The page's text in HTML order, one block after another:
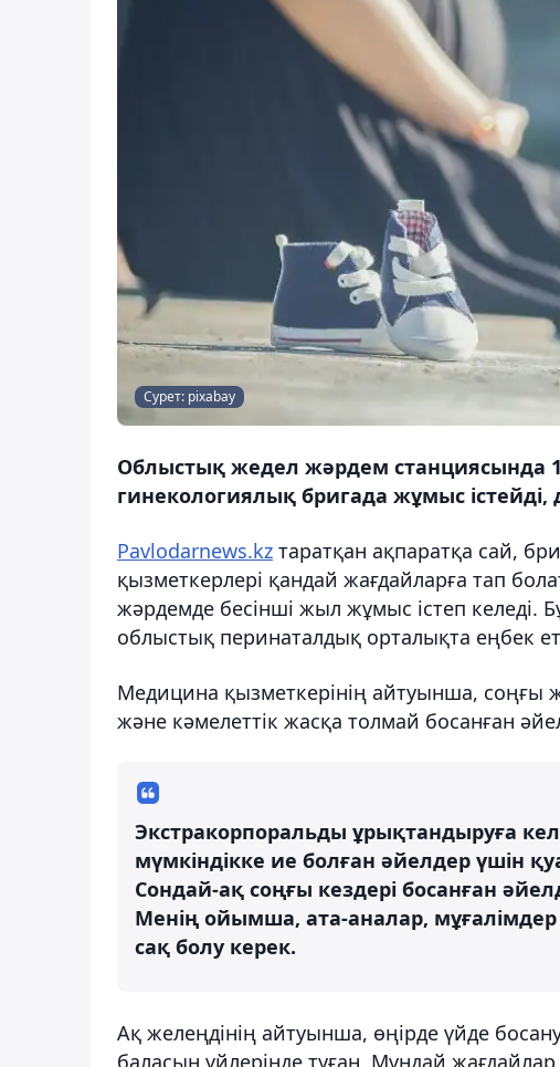
Сурет: pixabay
Облыстық жедел жәрдем станциясында
гинекологиялық бригада жұмыс
Рavlodarnews.kz таратқан ақпаратқа сай,
қызметкерлері қандай жағдайларға тап
жәрдемде бесінші жыл жұмыс істеп келеді.
облыстық перинаталдық орталықта еңбек
Медицина қызметкерінің айтуынша, соңғы
және кәмелеттік жасқа толмай босанған
Экстракорпоральды ұрықтандыруға
мүмкіндікке ие болған әйелдер үшін
Сондай-ақ соңғы кездері босанған
Менің ойымша, ата-аналар,
сақ болу керек.
Ақ желеңдінің айтуынша, өңірде үйде
баласын үйлерінде туған. Мұндай